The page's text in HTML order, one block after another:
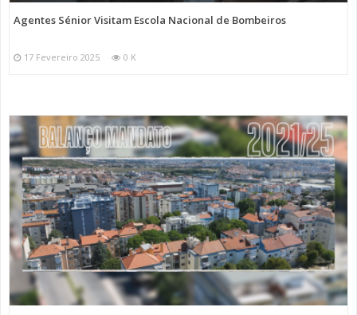
Agentes Sénior Visitam Escola Nacional de Bombeiros
17 Fevereiro 2025 0 K